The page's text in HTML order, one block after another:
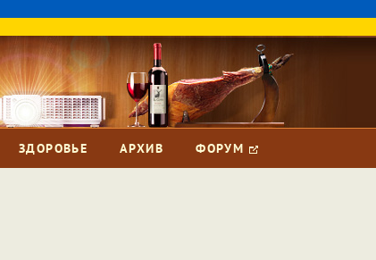
ЗДОРОВЬЕ АРХИВ ФОРУМ